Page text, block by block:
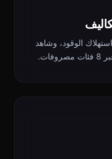
الوقود، وشاهد